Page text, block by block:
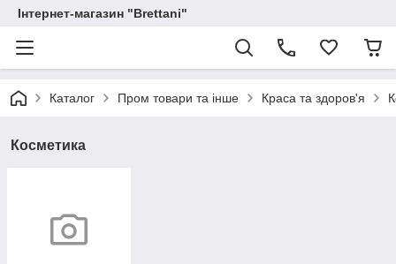
Інтернет-магазин "Brettani"
Каталог Пром товари та інше Краса та здоров'я
Косметика